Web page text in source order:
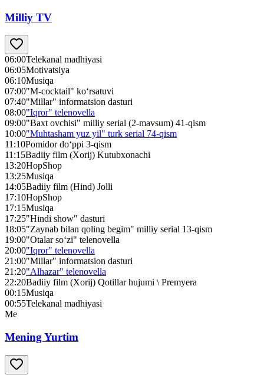
Milliy TV
06:00Telekanal madhiyasi
06:05Motivatsiya
06:10Musiqa
07:00"M-cocktail" ko‘rsatuvi
07:40"Millar" informatsion dasturi
08:00"Iqror" telenovella
09:00"Baxt ovchisi" milliy serial (2-mavsum) 41-qism
10:00"Muhtasham yuz yil" turk serial 74-qism
11:10Pomidor do‘ppi 3-qism
11:15Badiiy film (Xorij) Kutubxonachi
13:20HopShop
13:25Musiqa
14:05Badiiy film (Hind) Jolli
17:10HopShop
17:15Musiqa
17:25"Hindi show" dasturi
18:05"Zaynab bilan qoling begim" milliy serial 13-qism
19:00"Otalar so‘zi" telenovella
20:00"Iqror" telenovella
21:00"Millar" informatsion dasturi
21:20"Alhazar" telenovella
22:20Badiiy film (Xorij) Qotillar hujumi \ Premyera
00:15Musiqa
00:55Telekanal madhiyasi
Me
Mening Yurtim